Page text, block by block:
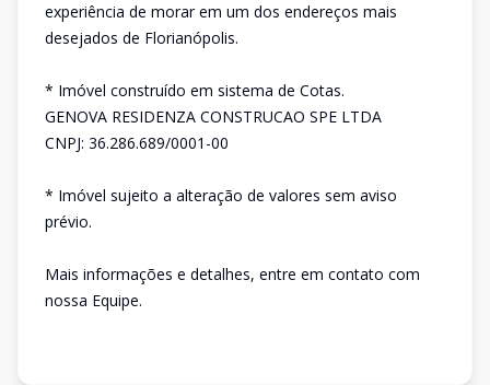
experiência de morar em um dos endereços mais
desejados de Florianópolis.
* Imóvel construído em sistema de Cotas.
GENOVA RESIDENZA CONSTRUCAO SPE LTDA
CNPJ: 36.286.689/0001-00
* Imóvel sujeito a alteração de valores sem aviso
prévio.
Mais informações e detalhes, entre em contato com
nossa Equipe.